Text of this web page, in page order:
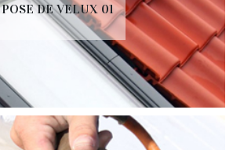
POSE DE VELUX 01